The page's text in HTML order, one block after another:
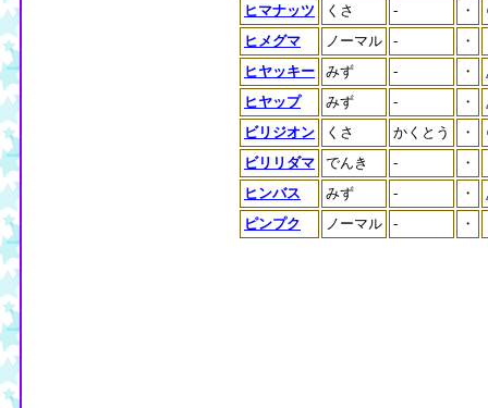
ヒマナッツ
くさ - ・
ヒメグマ
ノーマル - ・
ヒヤッキー
みず - ・
ヒヤップ
みず - ・
ビリジオン
くさ かくとう ・
ビリリダマ
でんき - ・
ヒンバス
みず - ・
ピンプク
ノーマル - ・